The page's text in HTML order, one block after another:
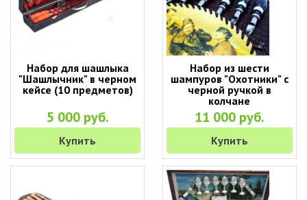
Набор для шашлыка
"Шашлычник" в черном
кейсе (10 предметов)
5 000 руб.
Купить
Набор из шести
шампуров "Охотники" с
черной ручкой в
колчане
11 000 руб.
Купить